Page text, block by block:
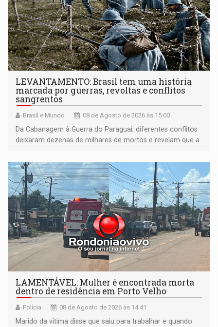
LEVANTAMENTO: Brasil tem uma história
marcada por guerras, revoltas e conflitos
sangrentos
Brasil e Mundo 08 de Agosto de 2026 às 15:00
Da Cabanagem à Guerra do Paraguai, diferentes conflitos
deixaram dezenas de milhares de mortos e revelam que a
territoriais e sociais
LAMENTÁVEL: Mulher é encontrada morta
dentro de residência em Porto Velho
Polícia 08 de Agosto de 2026 às 14:41
Marido da vítima disse que saiu para trabalhar e quando